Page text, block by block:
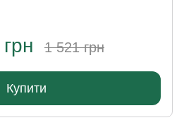
1 521 грн
Купити